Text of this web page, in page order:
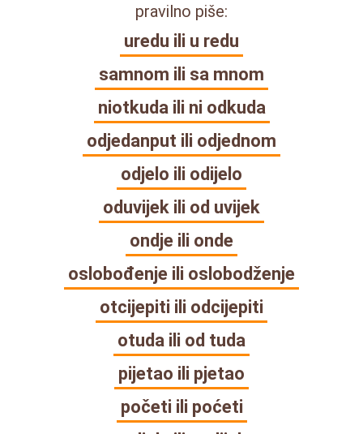
pravilno piše:
uredu ili u redu
samnom ili sa mnom
niotkuda ili ni odkuda
odjedanput ili odjednom
odjelo ili odijelo
oduvijek ili od uvijek
ondje ili onde
oslobođenje ili oslobodženje
otcijepiti ili odcijepiti
otuda ili od tuda
pijetao ili pjetao
početi ili poćeti